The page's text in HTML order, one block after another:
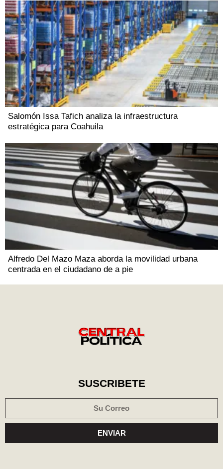
Salomón Issa Tafich analiza la infraestructura
estratégica para Coahuila
Alfredo Del Mazo Maza aborda la movilidad urbana
centrada en el ciudadano de a pie
SUSCRIBETE
ENVIAR